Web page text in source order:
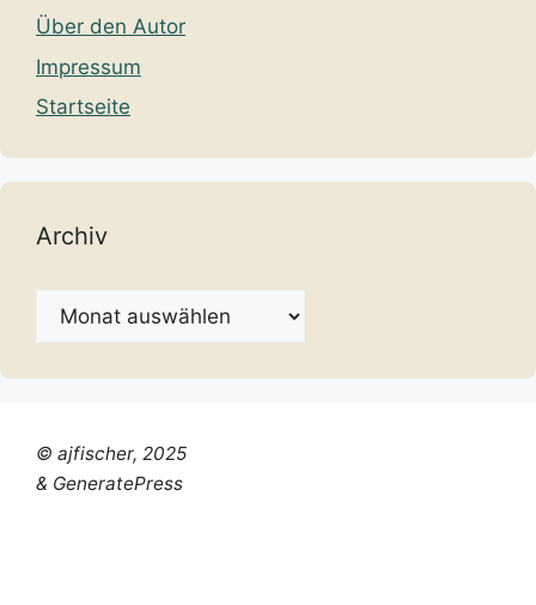
Über den Autor
Impressum
Startseite
Archiv
Archiv
© ajfischer, 2025
& GeneratePress